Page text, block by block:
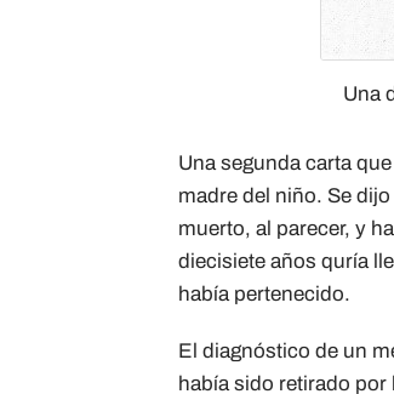
Una
Una segunda carta
madre del niño. Se
muerto, al parecer, y
diecisiete años quría
había pertenecido.
El diagnóstico de un
había sido retirado por